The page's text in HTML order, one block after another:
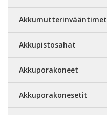
Akkumutterinvääntimet
Akkupistosahat
Akkuporakoneet
Akkuporakonesetit